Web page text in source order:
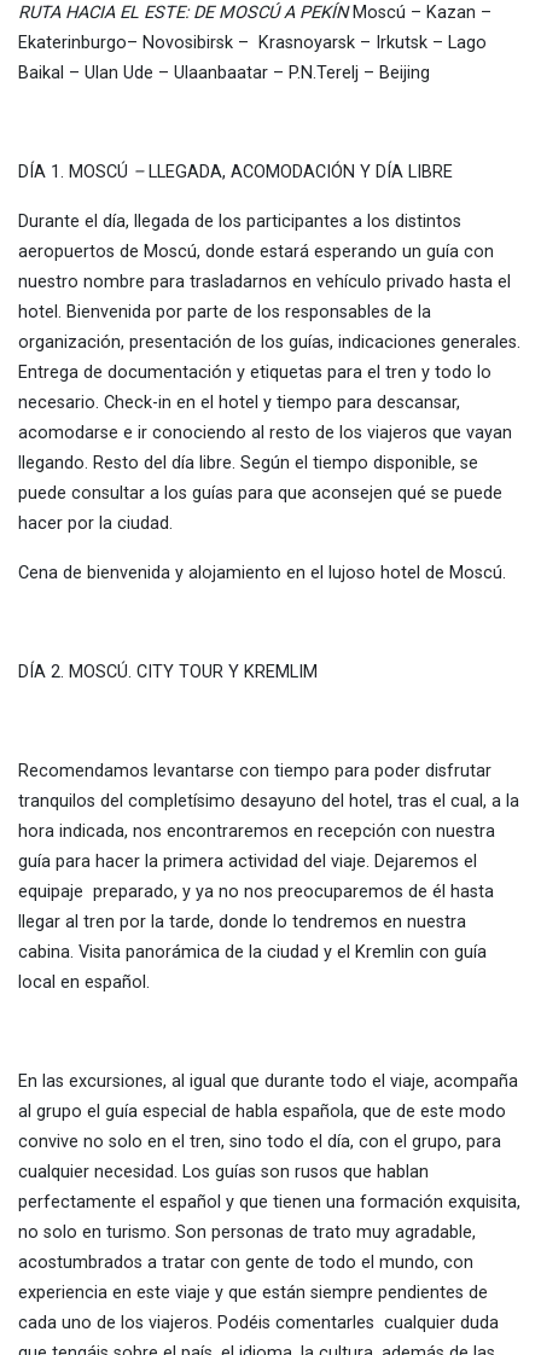
RUTA HACIA EL ESTE: DE MOSCÚ A PEKÍNMoscú – Kazan –
Ekaterinburgo– Novosibirsk – Krasnoyarsk – Irkutsk – Lago
Baikal – Ulan Ude – Ulaanbaatar – P.N.Terelj – Beijing
DÍA 1. MOSCÚ – LLEGADA, ACOMODACIÓN Y DÍA LIBRE
Durante el día, llegada de los participantes a los distintos
aeropuertos de Moscú, donde estará esperando un guía con
nuestro nombre para trasladarnos en vehículo privado hasta el
hotel. Bienvenida por parte de los responsables de la
organización, presentación de los guías, indicaciones generales.
Entrega de documentación y etiquetas para el tren y todo lo
necesario. Check-in en el hotel y tiempo para descansar,
acomodarse e ir conociendo al resto de los viajeros que vayan
llegando. Resto del día libre. Según el tiempo disponible, se
puede consultar a los guías para que aconsejen qué se puede
hacer por la ciudad.
Cena de bienvenida y alojamiento en el lujoso hotel de Moscú.
DÍA 2. MOSCÚ. CITY TOUR Y KREMLIM
Recomendamos levantarse con tiempo para poder disfrutar
tranquilos del completísimo desayuno del hotel, tras el cual, a la
hora indicada, nos encontraremos en recepción con nuestra
guía para hacer la primera actividad del viaje. Dejaremos el
equipaje preparado, y ya no nos preocuparemos de él hasta
llegar al tren por la tarde, donde lo tendremos en nuestra
cabina. Visita panorámica de la ciudad y el Kremlin con guía
local en español.
En las excursiones, al igual que durante todo el viaje, acompaña
al grupo el guía especial de habla española, que de este modo
convive no solo en el tren, sino todo el día, con el grupo, para
cualquier necesidad. Los guías son rusos que hablan
perfectamente el español y que tienen una formación exquisita,
no solo en turismo. Son personas de trato muy agradable,
acostumbrados a tratar con gente de todo el mundo, con
experiencia en este viaje y que están siempre pendientes de
cada uno de los viajeros. Podéis comentarles cualquier duda